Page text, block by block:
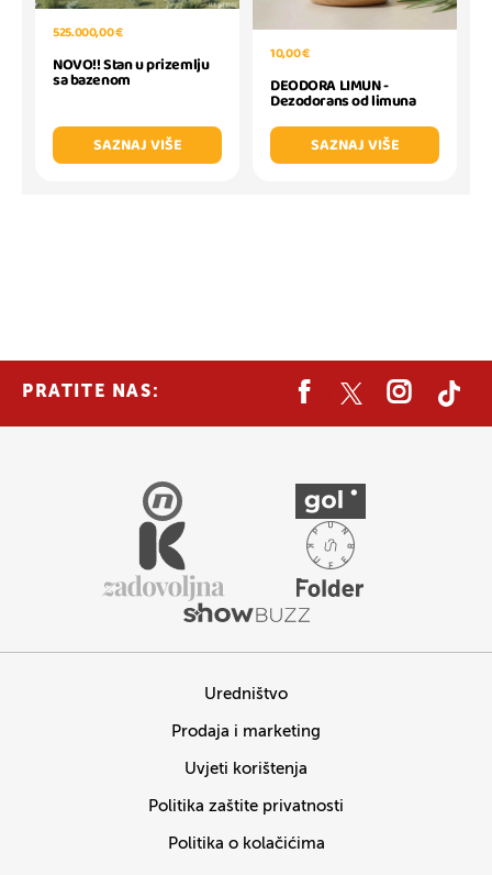
525.000,00 €
NOVO!! Stan u prizemlju
sa bazenom
SAZNAJ VIŠE
10,00 €
DEODORA LIMUN -
Dezodorans od limuna
SAZNAJ VIŠE
PRATITE NAS:
Uredništvo
Prodaja i marketing
Uvjeti korištenja
Politika zaštite privatnosti
Politika o kolačićima